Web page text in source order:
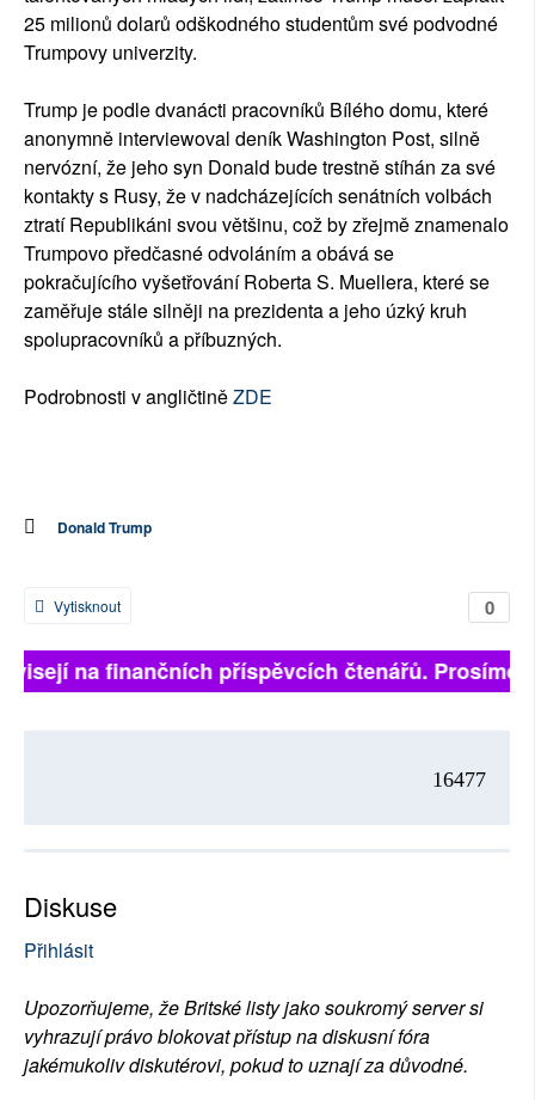
25 milionů dolarů odškodného studentům své podvodné
Trumpovy univerzity.
Trump je podle dvanácti pracovníků Bílého domu, které
anonymně interviewoval deník Washington Post, silně
nervózní, že jeho syn Donald bude trestně stíhán za své
kontakty s Rusy, že v nadcházejících senátních volbách
ztratí Republikáni svou většinu, což by zřejmě znamenalo
Trumpovo předčasné odvoláním a obává se
pokračujícího vyšetřování Roberta S. Muellera, které se
zaměřuje stále silněji na prezidenta a jeho úzký kruh
spolupracovníků a příbuzných.
Podrobnosti v angličtiněZDE
Donald Trump
0
Vytisknout
na finančních příspěvcích čtenářů. Prosíme,
16477
Diskuse
Přihlásit
Upozorňujeme, že Britské listy jako soukromý server si
vyhrazují právo blokovat přístup na diskusní fóra
jakémukoliv diskutérovi, pokud to uznají za důvodné.